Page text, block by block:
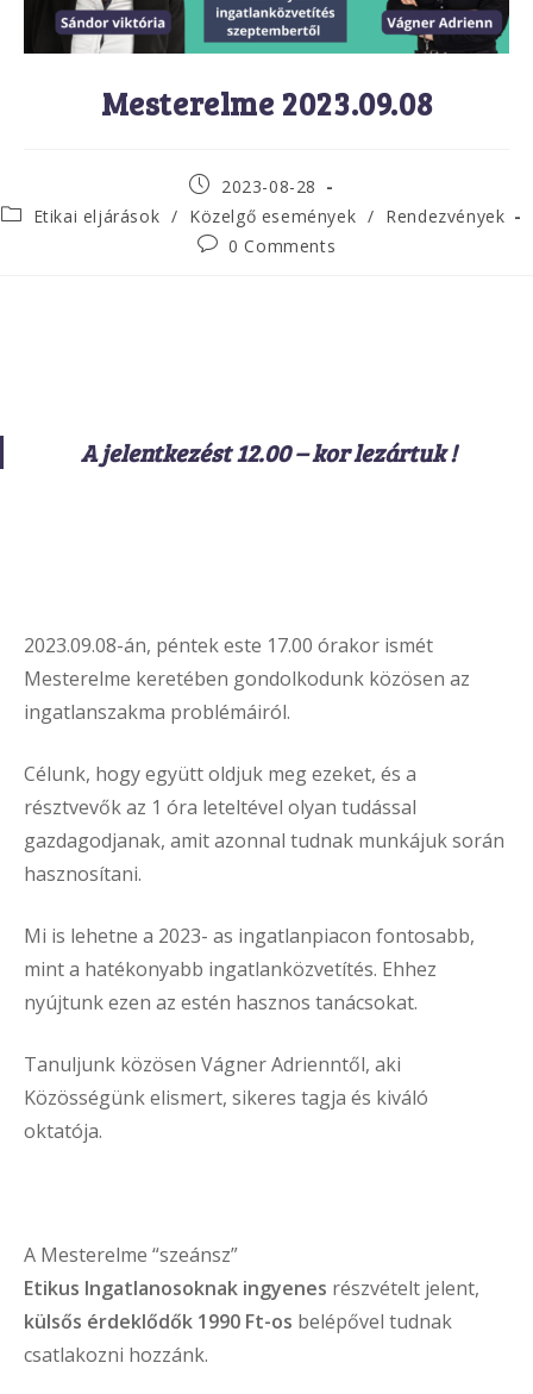
Mesterelme 2023.09.08
Post
published:
2023-08-28
PostEtikai eljárások / Közelgő események / Rendezvények
Post0 Comments
A jelentkezést 12.00 – kor lezártuk !
2023.09.08-án, péntek este 17.00 órakor ismét
Mesterelme keretében gondolkodunk közösen az
ingatlanszakma problémáiról.
Célunk, hogy együtt oldjuk meg ezeket, és a
résztvevők az 1 óra leteltével olyan tudással
gazdagodjanak, amit azonnal tudnak munkájuk során
hasznosítani.
Mi is lehetne a 2023- as ingatlanpiacon fontosabb,
mint a hatékonyabb ingatlanközvetítés. Ehhez
nyújtunk ezen az estén hasznos tanácsokat.
Tanuljunk közösen Vágner Adrienntől, aki
Közösségünk elismert, sikeres tagja és kiváló
oktatója.
A Mesterelme “szeánsz”
Etikus Ingatlanosoknak ingyenes részvételt jelent,
külsős érdeklődők 1990 Ft-os belépővel tudnak
csatlakozni hozzánk.